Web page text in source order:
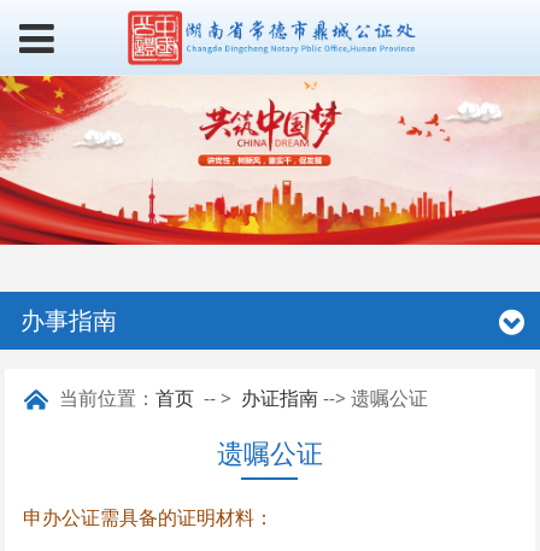
办事指南
当前位置： 首页-- > 办证指南--> 遗嘱公证
遗嘱公证
申办公证需具备的证明材料：